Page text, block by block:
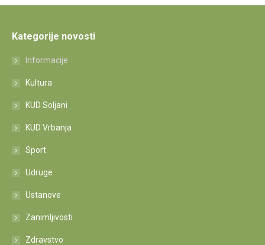
Kategorije novosti
Informacije
Kultura
KUD Soljani
KUD Vrbanja
Sport
Udruge
Ustanove
Zanimljivosti
Zdravstvo